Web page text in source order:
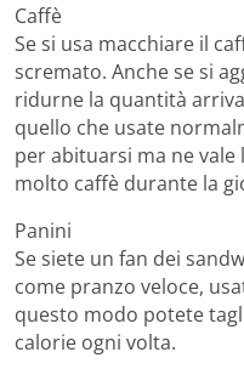
Caffè
Se si usa macchiare il
scremato. Anche se si
ridurne la quantità
quello che usate
per abituarsi ma ne
molto caffè durante la
Panini
Se siete un fan dei
come pranzo veloce,
questo modo potete
calorie ogni volta.